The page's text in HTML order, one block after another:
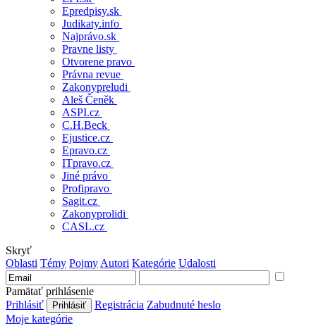
ASPI.sk
Beck.sk
Dashofer.sk
EPI.sk
Epredpisy.sk
Judikaty.info
Najprávo.sk
Pravne listy
Otvorene pravo
Právna revue
Zakonypreludi
Aleš Čeněk
ASPI.cz
C.H.Beck
Ejustice.cz
Epravo.cz
ITpravo.cz
Jiné právo
Profipravo
Zakonyprolidi
CASL.cz
Skryť
Oblasti Témy PojmyAutori Kategórie Udalosti